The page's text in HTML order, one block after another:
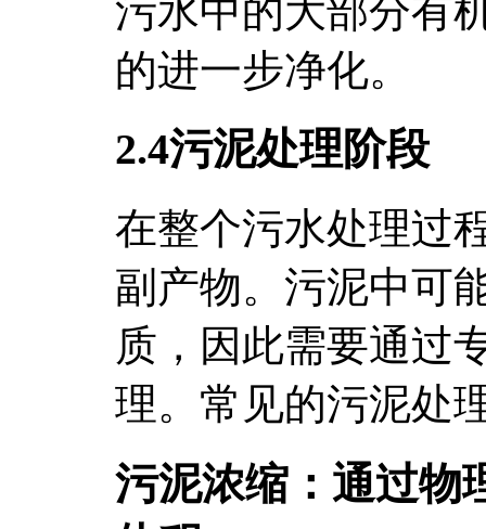
污水中的大部分有
的进一步净化。
2.4污泥处理阶段
在整个污水处理过
副产物。污泥中可
质，因此需要通过
理。常见的污泥处
污泥浓缩：通过物